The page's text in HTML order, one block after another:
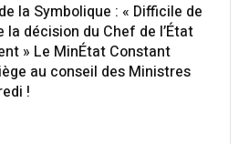
la Symbolique : « Difficile de
la décision du Chef de l’État
» Le MinÉtat Constant
au conseil des Ministres
!